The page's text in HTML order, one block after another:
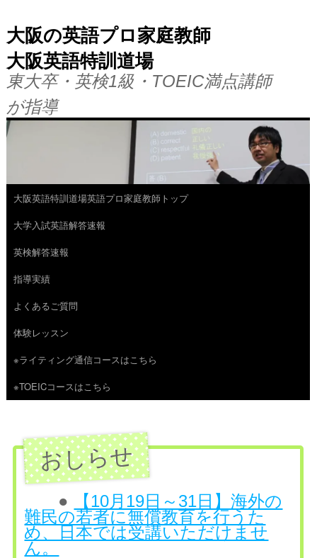
大阪の英語プロ家庭教師
大阪英語特訓道場
東大卒・英検1級・TOEIC満点講師
が指導
コ
ン
テ
ン
ツ
へ
ス
キ
大阪英語特訓道場英語プロ家庭教師トップ
大学入試英語解答速報
英検解答速報
指導実績
よくあるご質問
体験レッスン
※ライティング通信コースはこちら
※TOEICコースはこちら
●
【10月19日～31日】海外の
難民の若者に無償教育を行うた
め、日本では受講いただけませ
ん。